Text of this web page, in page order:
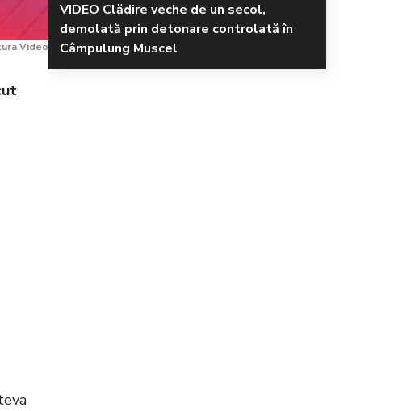
Video
VIDEO Clădire veche de un secol,
demolată prin detonare controlată în
Câmpulung Muscel